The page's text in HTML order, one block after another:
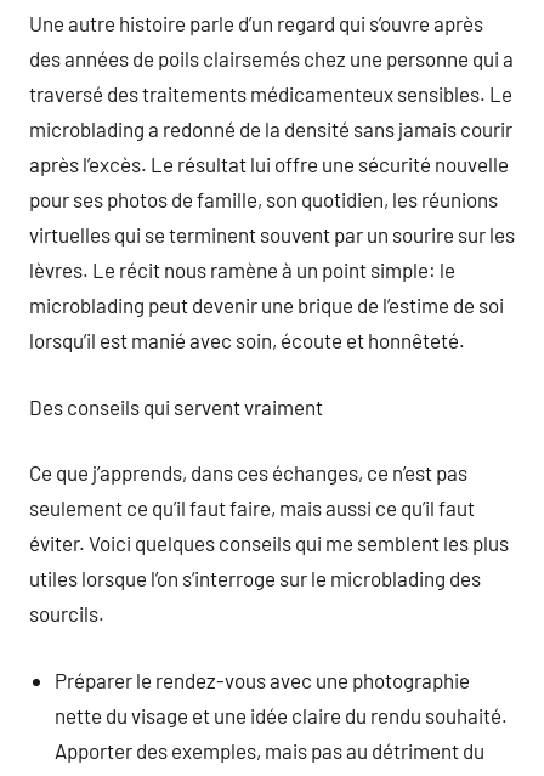
Une autre histoire parle d’un regard qui s’ouvre après
des années de poils clairsemés chez une personne qui a
traversé des traitements médicamenteux sensibles. Le
microblading a redonné de la densité sans jamais courir
après l’excès. Le résultat lui offre une sécurité nouvelle
pour ses photos de famille, son quotidien, les réunions
virtuelles qui se terminent souvent par un sourire sur les
lèvres. Le récit nous ramène à un point simple: le
microblading peut devenir une brique de l’estime de soi
lorsqu’il est manié avec soin, écoute et honnêteté.
Des conseils qui servent vraiment
Ce que j’apprends, dans ces échanges, ce n’est pas
seulement ce qu’il faut faire, mais aussi ce qu’il faut
éviter. Voici quelques conseils qui me semblent les plus
utiles lorsque l’on s’interroge sur le microblading des
sourcils.
Préparer le rendez-vous avec une photographie
nette du visage et une idée claire du rendu souhaité.
Apporter des exemples, mais pas au détriment du